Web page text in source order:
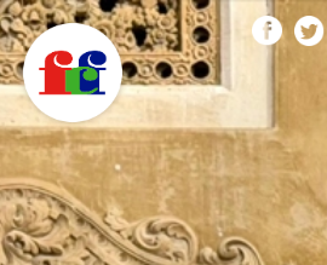
Vés
al
contingut
FEDERACIÓ CATALANA
DE FOTOGRAFIA
F
C
F